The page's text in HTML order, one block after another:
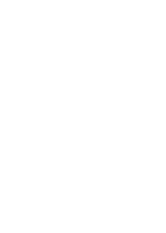
いた各種資料を発送するた
要な情報を提供させていた
ート情報のご提供等、各種
る業務提携先に必要な情報
関から法律に基づく正式な
、これに応じる場合。
関係機関に照会させていた